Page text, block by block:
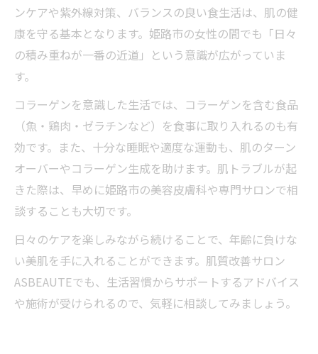
ンケアや紫外線対策、バランスの良い食生活は、肌の健
康を守る基本となります。姫路市の女性の間でも「日々
の積み重ねが一番の近道」という意識が広がっていま
す。
コラーゲンを意識した生活では、コラーゲンを含む食品
（魚・鶏肉・ゼラチンなど）を食事に取り入れるのも有
効です。また、十分な睡眠や適度な運動も、肌のターン
オーバーやコラーゲン生成を助けます。肌トラブルが起
きた際は、早めに姫路市の美容皮膚科や専門サロンで相
談することも大切です。
日々のケアを楽しみながら続けることで、年齢に負けな
い美肌を手に入れることができます。肌質改善サロン
ASBEAUTEでも、生活習慣からサポートするアドバイス
や施術が受けられるので、気軽に相談してみましょう。